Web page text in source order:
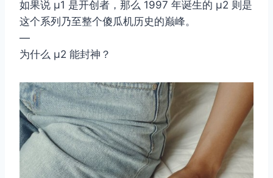
如果说 μ1 是开创者，那么 1997 年诞生的 μ2 则是
这个系列乃至整个傻瓜机历史的巅峰。
—
为什么 μ2 能封神？